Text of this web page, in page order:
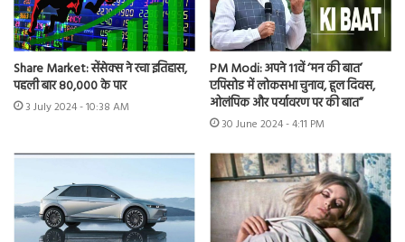
Share Market: सेंसेक्स ने रचा इतिहास,
पहली बार 80,000 के पार
3 July 2024 - 10:38 AM
PM Modi: अपने 11वें ‘मन की बात’
एपिसोड में लोकसभा चुनाव, हूल दिवस,
ओलंपिक और पर्यावरण पर की बात”
30 June 2024 - 4:11 PM